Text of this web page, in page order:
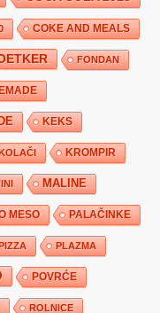
COKE AND MEALS
FONDAN
KEKS
KOLAČI KROMPIR
MALINE
MESO PALAČINKE
PIZZA PLAZMA
POVRĆE
ROLNICE